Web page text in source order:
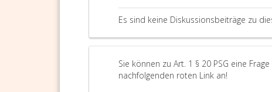
Es sind keine Diskussionsbeiträge zu
Sie können zu Art. 1 § 20 PSG eine
nachfolgenden roten Link an!